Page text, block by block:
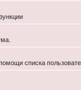
списка